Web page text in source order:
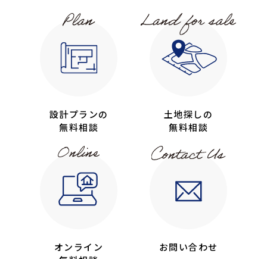
設計プランの
無料相談
土地探しの
無料相談
オンライン
お問い合わせ